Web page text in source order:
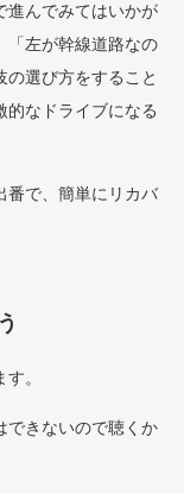
進んでみてはいかが
「左が幹線道路なの
選び方をすること
的なドライブになる
番で、簡単にリカバ
。
できないので聴くか